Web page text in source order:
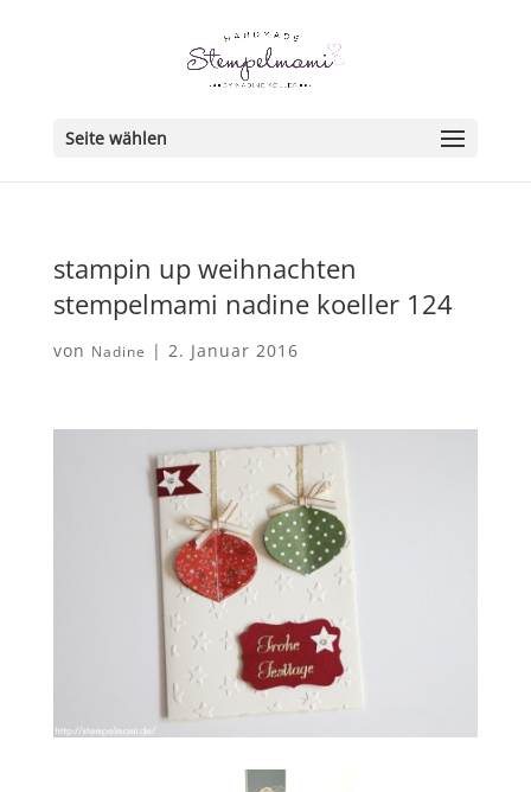
Seite wählen
stampin up weihnachten
stempelmami nadine koeller 124
von Nadine | 2. Januar 2016